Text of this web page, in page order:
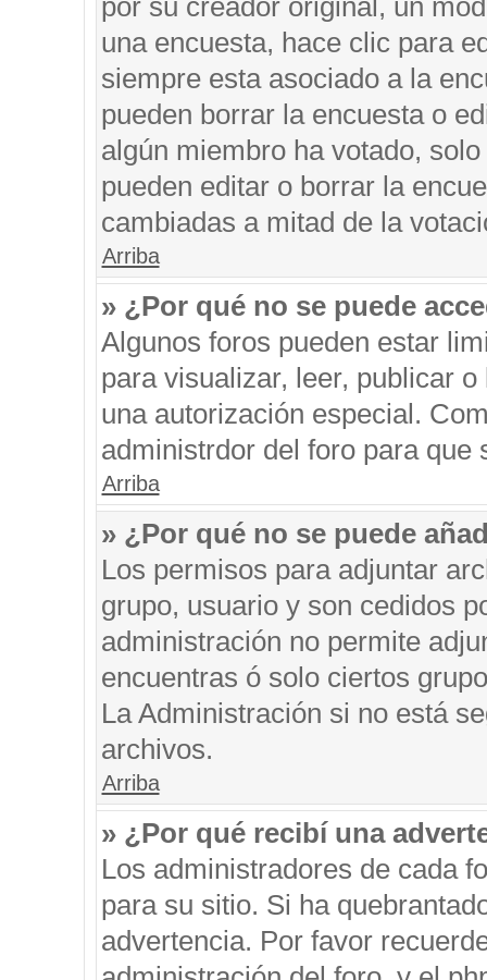
por su creador original, un
una encuesta, hace clic para
siempre esta asociado a la
pueden borrar la encuesta o
algún miembro ha votado,
pueden editar o borrar la
cambiadas a mitad de la
Arriba
» ¿Por qué no se puede
Algunos foros pueden estar
para visualizar, leer, publicar
una autorización especial.
administrdor del foro para que
Arriba
» ¿Por qué no se puede
Los permisos para adjuntar
grupo, usuario y son cedidos
administración no permite
encuentras ó solo ciertos
La Administración si no está
archivos.
Arriba
» ¿Por qué recibí una
Los administradores de cada
para su sitio. Si ha
advertencia. Por favor